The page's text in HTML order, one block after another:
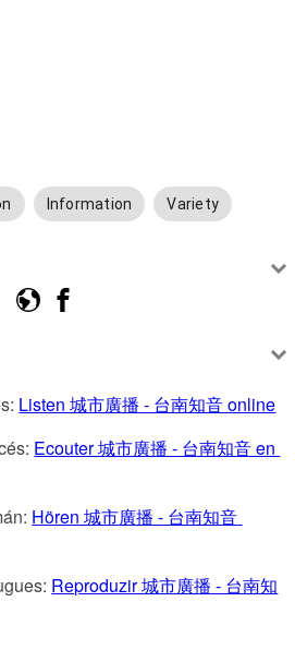
Information Variety
Listen 城市廣播 - 台南知音 online
Ecouter 城市廣播 - 台南知音 en
Hören 城市廣播 - 台南知音
Reproduzir 城市廣播 - 台南知